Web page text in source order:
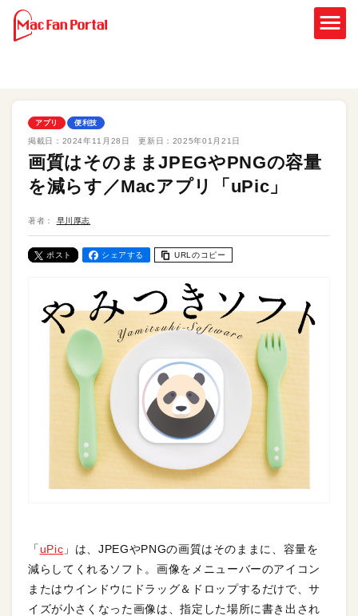
アプリ 便利技
掲載日： 2024年11月28日 更新日： 2025年01月21日
画質はそのままJPEGやPNGの容量
を減らす／Macアプリ「uPic」
著者： 早川厚志
ポスト シェアする URLのコピー
「 uPic 」は、JPEGやPNGの画質はそのままに、容量を
減らしてくれるソフト。画像をメニューバーのアイコン
またはウインドウにドラッグ＆ドロップするだけで、サ
イズが小さくなった画像は、指定した場所に書き出され